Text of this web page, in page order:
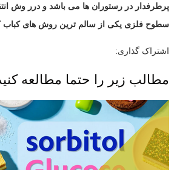
پرطرفدار در رستوران ها می باشد و درر وش
سطوح فلزی یکی از سالم ترین روش های
اشتراک گذاری:
مطالب زیر را حتما مطالعه